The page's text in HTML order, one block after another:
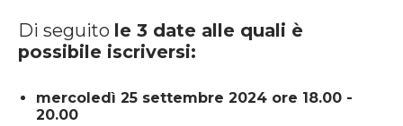
Di seguito le 3 date alle quali è
possibile iscriversi:
mercoledì 25 settembre 2024 ore 18.00 -
20.00